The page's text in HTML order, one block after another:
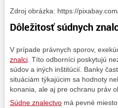
Zdroj obrázka: https://
Dôležitosť súdnych
V prípade právnych sporov,
znalci . Títo odborníci poskytujú
súdov a iných inštitúcií. Banky
situáciám týkajúcim sa hodnoty
konania, ale aj pre ochranu práv
Súdne znalectvo má pevné